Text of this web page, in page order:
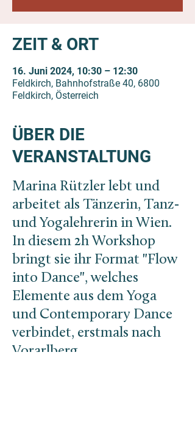
ZEIT & ORT
16. Juni 2024, 10:30 – 12:30
Feldkirch, Bahnhofstraße 40, 6800
Feldkirch, Österreich
ÜBER DIE
VERANSTALTUNG
Marina Rützler lebt und
arbeitet als Tänzerin, Tanz-
und Yogalehrerin in Wien.
In diesem 2h Workshop
bringt sie ihr Format "Flow
into Dance", welches
Elemente aus dem Yoga
und Contemporary Dance
verbindet, erstmals nach
Vorarlberg.